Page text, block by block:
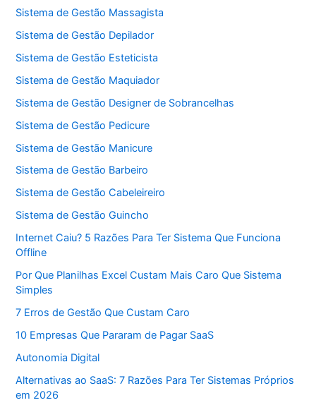
Sistema de Gestão Massagista
Sistema de Gestão Depilador
Sistema de Gestão Esteticista
Sistema de Gestão Maquiador
Sistema de Gestão Designer de Sobrancelhas
Sistema de Gestão Pedicure
Sistema de Gestão Manicure
Sistema de Gestão Barbeiro
Sistema de Gestão Cabeleireiro
Sistema de Gestão Guincho
Internet Caiu? 5 Razões Para Ter Sistema Que Funciona
Offline
Por Que Planilhas Excel Custam Mais Caro Que Sistema
Simples
7 Erros de Gestão Que Custam Caro
10 Empresas Que Pararam de Pagar SaaS
Autonomia Digital
Alternativas ao SaaS: 7 Razões Para Ter Sistemas Próprios
em 2026